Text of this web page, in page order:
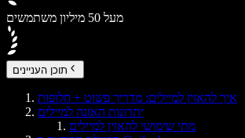
מעל 50 מיליון משתמשים
תוכן העניינים
איך להאזין למיילים: מדריך פשוט + חלופות
יתרונות האזנה למיילים
מתי שימושי להאזין למיילים